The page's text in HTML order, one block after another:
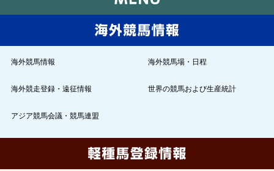
海外競馬情報 海外競馬場・日程
海外競走登録・遠征情報 世界の競馬および生産統計
アジア競馬会議・競馬連盟